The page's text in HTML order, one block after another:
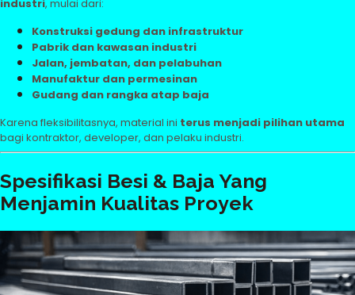
industri, mulai dari:
Konstruksi gedung dan infrastruktur
Pabrik dan kawasan industri
Jalan, jembatan, dan pelabuhan
Manufaktur dan permesinan
Gudang dan rangka atap baja
Karena fleksibilitasnya, material ini terus menjadi pilihan utama
bagi kontraktor, developer, dan pelaku industri.
Spesifikasi Besi & Baja Yang
Menjamin Kualitas Proyek